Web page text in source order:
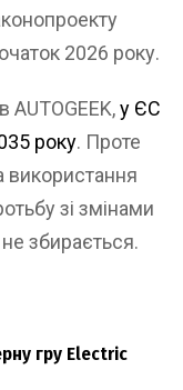
2026 року.
у ЄС
року. Проте
використання
зі змінами
збирається.
гру Electric